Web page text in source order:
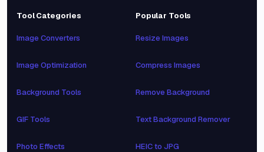
Tool Categories
Image Converters
Image Optimization
Background Tools
GIF Tools
Photo Effects
Popular Tools
Resize Images
Compress Images
Remove Background
Text Background Remover
HEIC to JPG